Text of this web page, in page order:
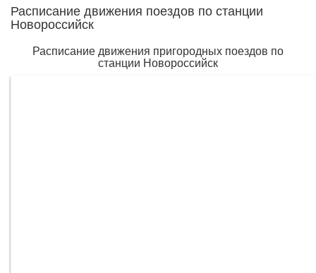
Расписание движения поездов по станции
Новороссийск
Расписание движения пригородных поездов по
станции Новороссийск